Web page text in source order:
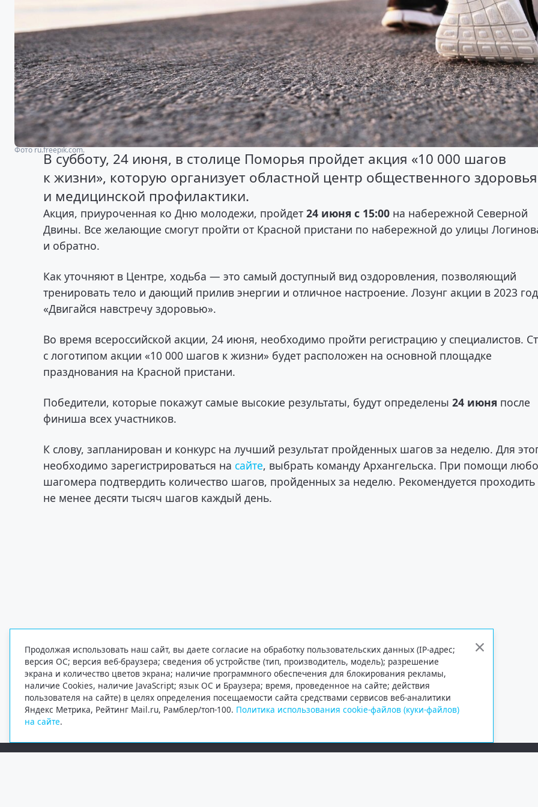
Фото ru.freepik.com.
В субботу, 24 июня, в столице Поморья пройдет акция «10 000 шагов
к жизни», которую организует областной центр общественного здоровья
и медицинской профилактики.
Акция, приуроченная ко Дню молодежи, пройдет24 июня с 15:00 на набережной Северной
Двины. Все желающие смогут пройти от Красной пристани по набережной до улицы
и обратно.
Как уточняют в Центре, ходьба — это самый доступный вид оздоровления, позволяющий
тренировать тело и дающий прилив энергии и отличное настроение. Лозунг акции в 2023
«Двигайся навстречу здоровью».
Во время всероссийской акции, 24 июня, необходимо пройти регистрацию у специалистов.
с логотипом акции «10 000 шагов к жизни» будет расположен на основной площадке
празднования на Красной пристани.
Победители, которые покажут самые высокие результаты, будут определены24 июня после
финиша всех участников.
К слову, запланирован и конкурс на лучший результат пройденных шагов за неделю. Для
необходимо зарегистрироваться на сайте, выбрать команду Архангельска. При помощи
шагомера подтвердить количество шагов, пройденных за неделю. Рекомендуется проходить
не менее десяти тысяч шагов каждый день.
Продолжая использовать наш сайт, вы даете согласие на обработку пользовательских данных (IP-адрес;
версия ОС; версия веб-браузера; сведения об устройстве (тип, производитель, модель); разрешение
экрана и количество цветов экрана; наличие программного обеспечения для блокирования рекламы,
наличие Cookies, наличие JavaScript; язык ОС и Браузера; время, проведенное на сайте; действия
пользователя на сайте) в целях определения посещаемости сайта средствами сервисов веб-аналитики
Яндекс Метрика, Рейтинг Mail.ru, Рамблер/топ-100. Политика использования cookie-файлов (куки-файлов)
на сайте.